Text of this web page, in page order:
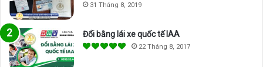
31 Tháng 8, 2019
Đổi bằng lái xe quốc tế IAA
22 Tháng 8, 2017